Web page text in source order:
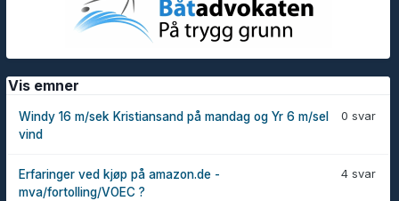
Vis emner
0 svar
Windy 16 m/sek Kristiansand på mandag og Yr 6 m/sel
vind
4 svar
Erfaringer ved kjøp på amazon.de -
mva/fortolling/VOEC ?